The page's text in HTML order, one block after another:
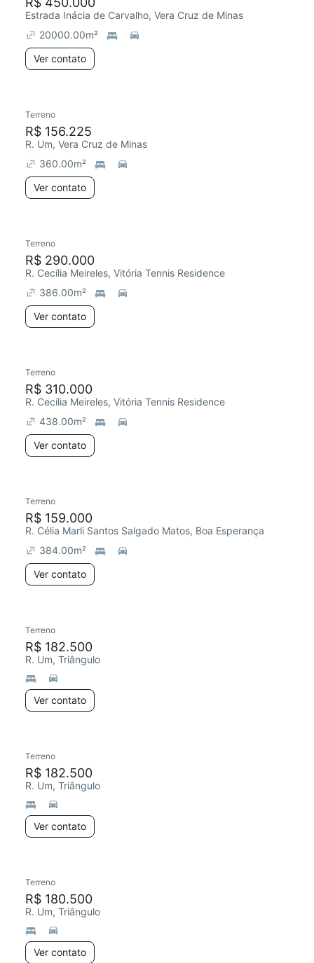
Estrada Inácia de Carvalho, Vera Cruz de Minas
20000.00m²
Ver contato
Terreno
R$ 156.225
R. Um, Vera Cruz de Minas
360.00m²
Ver contato
Terreno
R$ 290.000
R. Cecília Meireles, Vitória Tennis Residence
386.00m²
Ver contato
Terreno
R$ 310.000
R. Cecília Meireles, Vitória Tennis Residence
438.00m²
Ver contato
Terreno
R$ 159.000
R. Célia Marli Santos Salgado Matos, Boa Esperança
384.00m²
Ver contato
Terreno
R$ 182.500
R. Um, Triângulo
Ver contato
Terreno
R$ 182.500
R. Um, Triângulo
Ver contato
Terreno
R$ 180.500
R. Um, Triângulo
Ver contato